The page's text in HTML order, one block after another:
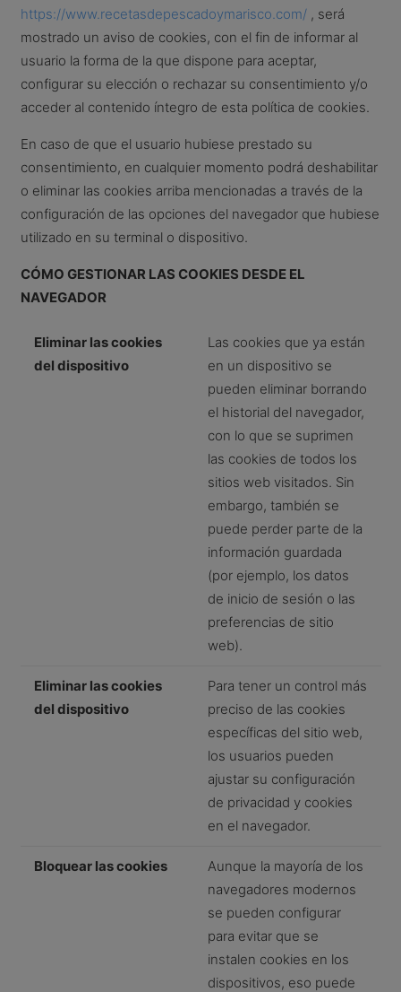
https://www.recetasdepescadoymarisco.com/, será
mostrado un aviso de cookies, con el fin de informar al
usuario la forma de la que dispone para aceptar,
configurar su elección o rechazar su consentimiento y/o
acceder al contenido íntegro de esta política de cookies.
En caso de que el usuario hubiese prestado su
consentimiento, en cualquier momento podrá deshabilitar
o eliminar las cookies arriba mencionadas a través de la
configuración de las opciones del navegador que hubiese
utilizado en su terminal o dispositivo.
CÓMO GESTIONAR LAS COOKIES DESDE EL
NAVEGADOR
Eliminar las cookies
del dispositivo
Las cookies que ya están
en un dispositivo se
pueden eliminar borrando
el historial del navegador,
con lo que se suprimen
las cookies de todos los
sitios web visitados. Sin
embargo, también se
puede perder parte de la
información guardada
(por ejemplo, los datos
de inicio de sesión o las
preferencias de sitio
web).
Eliminar las cookies
del dispositivo
Para tener un control más
preciso de las cookies
específicas del sitio web,
los usuarios pueden
ajustar su configuración
de privacidad y cookies
en el navegador.
Bloquear las cookies
Aunque la mayoría de los
navegadores modernos
se pueden configurar
para evitar que se
instalen cookies en los
dispositivos, eso puede